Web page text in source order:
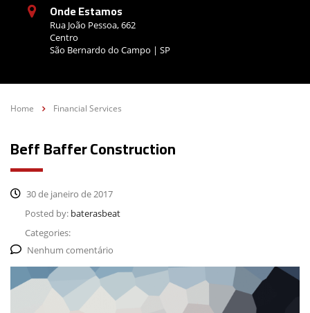
Onde Estamos
Rua João Pessoa, 662
Centro
São Bernardo do Campo | SP
Home Financial Services
Beff Baffer Construction
30 de janeiro de 2017
Posted by: baterasbeat
Categories:
Nenhum comentário